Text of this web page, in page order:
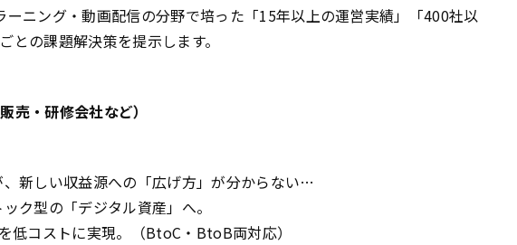
ーニング・動画配信の分野で培った「15年以上の運営実績」「400社以
との課題解決策を提示します。
売・研修会社など）
新しい収益源への「広げ方」が分からない…
ク型の「デジタル資産」へ。
ストに実現。（BtoC・BtoB両対応）